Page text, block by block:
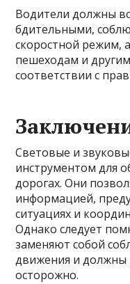
Водители должны
бдительными,
скоростной режим,
пешеходам и
соответствии с
Световые и
инструментом для
дорогах. Они
информацией,
ситуациях и
Однако следует
заменяют собой
движения и должны
осторожно.